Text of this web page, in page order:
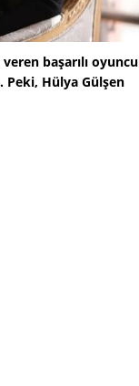
başarılı oyuncu
Peki, Hülya Gülşen